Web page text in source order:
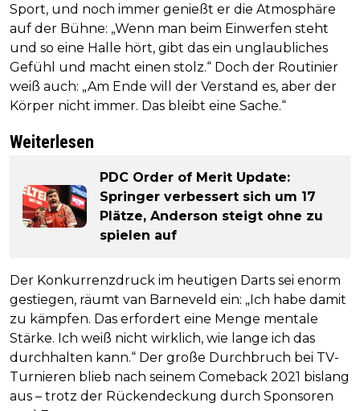
Sport, und noch immer genießt er die Atmosphäre
auf der Bühne: „Wenn man beim Einwerfen steht
und so eine Halle hört, gibt das ein unglaubliches
Gefühl und macht einen stolz.“ Doch der Routinier
weiß auch: „Am Ende will der Verstand es, aber der
Körper nicht immer. Das bleibt eine Sache.“
Weiterlesen
PDC Order of Merit Update:
Springer verbessert sich um 17
Plätze, Anderson steigt ohne zu
spielen auf
Der Konkurrenzdruck im heutigen Darts sei enorm
gestiegen, räumt van Barneveld ein: „Ich habe damit
zu kämpfen. Das erfordert eine Menge mentale
Stärke. Ich weiß nicht wirklich, wie lange ich das
durchhalten kann.“ Der große Durchbruch bei TV-
Turnieren blieb nach seinem Comeback 2021 bislang
aus – trotz der Rückendeckung durch Sponsoren